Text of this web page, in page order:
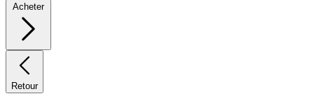
Acheter
Retour